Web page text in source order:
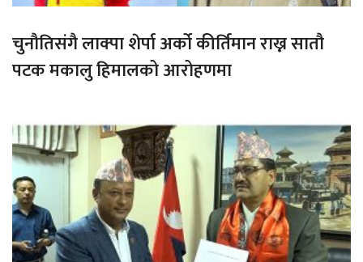
चुनौतिसंगै लाक्पा शेर्पा अर्को कीर्तिमान राख्न सातौ
पटक मकालु हिमालको आरोहणमा